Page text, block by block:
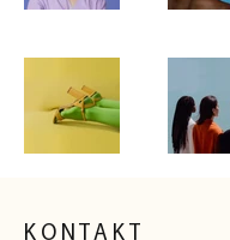
KONTAKT